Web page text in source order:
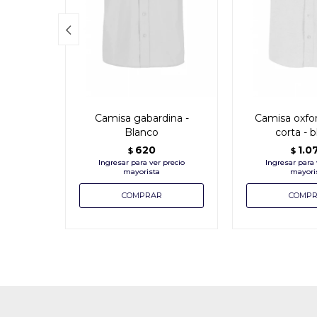
Camisa gabardina -
Blanco
$ 620
Camisa
corta -
$
